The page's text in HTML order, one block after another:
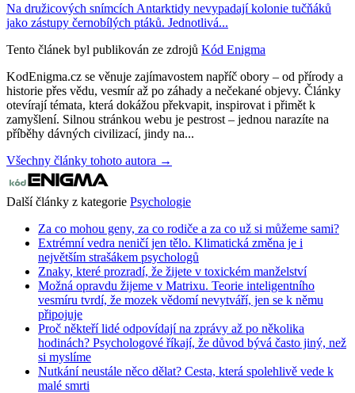
Na družicových snímcích Antarktidy nevypadají kolonie tučňáků
jako zástupy černobílých ptáků. Jednotlivá...
Tento článek byl publikován ze zdrojů Kód Enigma
KodEnigma.cz se věnuje zajímavostem napříč obory – od přírody a
historie přes vědu, vesmír až po záhady a nečekané objevy. Články
otevírají témata, která dokážou překvapit, inspirovat i přimět k
zamyšlení. Silnou stránkou webu je pestrost – jednou narazíte na
příběhy dávných civilizací, jindy na...
Všechny články tohoto autora →
Další články z kategorie Psychologie
Za co mohou geny, za co rodiče a za co už si můžeme sami?
Extrémní vedra neničí jen tělo. Klimatická změna je i
největším strašákem psychologů
Znaky, které prozradí, že žijete v toxickém manželství
Možná opravdu žijeme v Matrixu. Teorie inteligentního
vesmíru tvrdí, že mozek vědomí nevytváří, jen se k němu
připojuje
Proč někteří lidé odpovídají na zprávy až po několika
hodinách? Psychologové říkají, že důvod bývá často jiný, než
si myslíme
Nutkání neustále něco dělat? Cesta, která spolehlivě vede k
malé smrti